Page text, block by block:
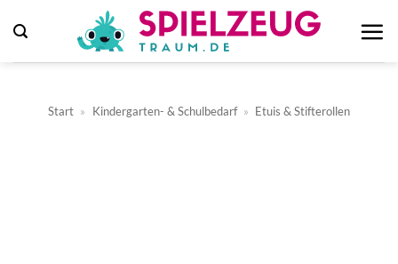
Inhalt
springen
Start » Kindergarten- & Schulbedarf » Etuis & Stifterollen